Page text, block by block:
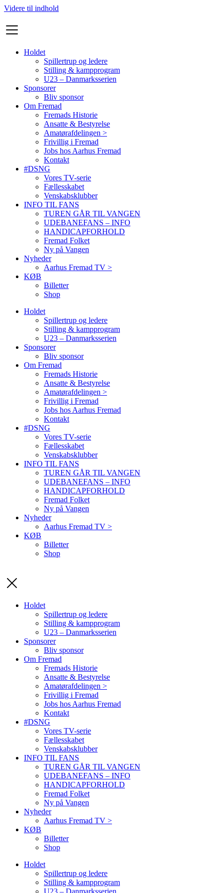
Videre til indhold
Holdet
Spillertrup og ledere
Stilling & kampprogram
U23 – Danmarksserien
Sponsorer
Bliv sponsor
Om Fremad
Fremads Historie
Ansatte & Bestyrelse
Amatørafdelingen >
Frivillig i Fremad
Jobs hos Aarhus Fremad
Kontakt
#DSNG
Vores TV-serie
Fællesskabet
Venskabsklubber
INFO TIL FANS
TUREN GÅR TIL VANGEN
UDEBANEFANS – INFO
HANDICAPFORHOLD
Fremad Folket
Ny på Vangen
Nyheder
Aarhus Fremad TV >
KØB
Billetter
Shop
Holdet
Spillertrup og ledere
Stilling & kampprogram
U23 – Danmarksserien
Sponsorer
Bliv sponsor
Om Fremad
Fremads Historie
Ansatte & Bestyrelse
Amatørafdelingen >
Frivillig i Fremad
Jobs hos Aarhus Fremad
Kontakt
#DSNG
Vores TV-serie
Fællesskabet
Venskabsklubber
INFO TIL FANS
TUREN GÅR TIL VANGEN
UDEBANEFANS – INFO
HANDICAPFORHOLD
Fremad Folket
Ny på Vangen
Nyheder
Aarhus Fremad TV >
KØB
Billetter
Shop
Holdet
Spillertrup og ledere
Stilling & kampprogram
U23 – Danmarksserien
Sponsorer
Bliv sponsor
Om Fremad
Fremads Historie
Ansatte & Bestyrelse
Amatørafdelingen >
Frivillig i Fremad
Jobs hos Aarhus Fremad
Kontakt
#DSNG
Vores TV-serie
Fællesskabet
Venskabsklubber
INFO TIL FANS
TUREN GÅR TIL VANGEN
UDEBANEFANS – INFO
HANDICAPFORHOLD
Fremad Folket
Ny på Vangen
Nyheder
Aarhus Fremad TV >
KØB
Billetter
Shop
Holdet
Spillertrup og ledere
Stilling & kampprogram
U23 – Danmarksserien